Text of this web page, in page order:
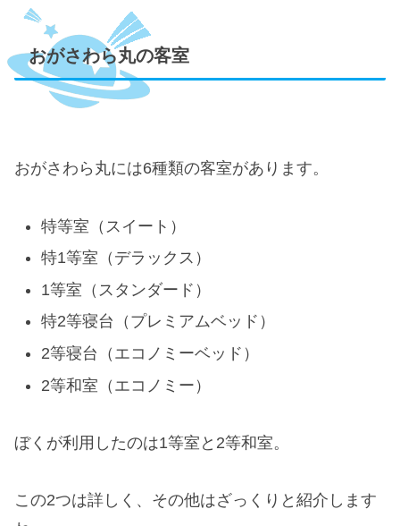
おがさわら丸の客室
おがさわら丸には6種類の客室があります。
特等室（スイート）
特1等室（デラックス）
1等室（スタンダード）
特2等寝台（プレミアムベッド）
2等寝台（エコノミーベッド）
2等和室（エコノミー）
ぼくが利用したのは1等室と2等和室。
この2つは詳しく、その他はざっくりと紹介します